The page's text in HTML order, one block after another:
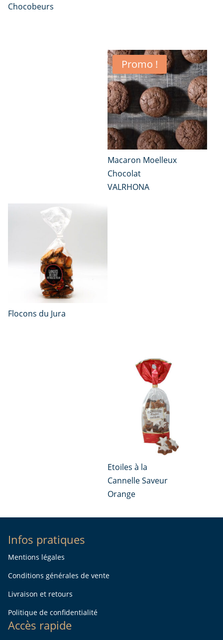
Chocobeurs
Promo !
Macaron Moelleux
Chocolat
VALRHONA
Flocons du Jura
Etoiles à la
Cannelle Saveur
Orange
Infos pratiques
Mentions légales
Conditions générales de vente
Livraison et retours
Politique de confidentialité
Accès rapide